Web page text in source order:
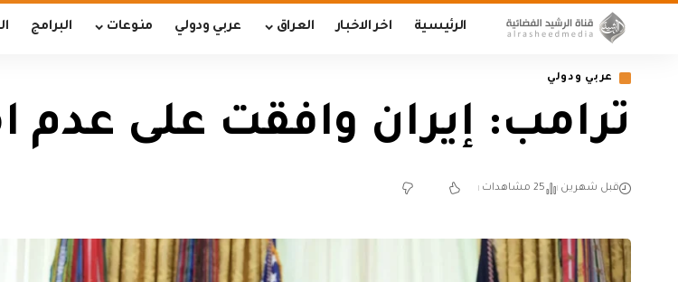
الرئيسية اخر الاخبار العراق عربي ودولي منوعات البرامج
عربي ودولي
‏ترامب: إيران وافقت على عدم
قبل شهرين 25 مشاهدات